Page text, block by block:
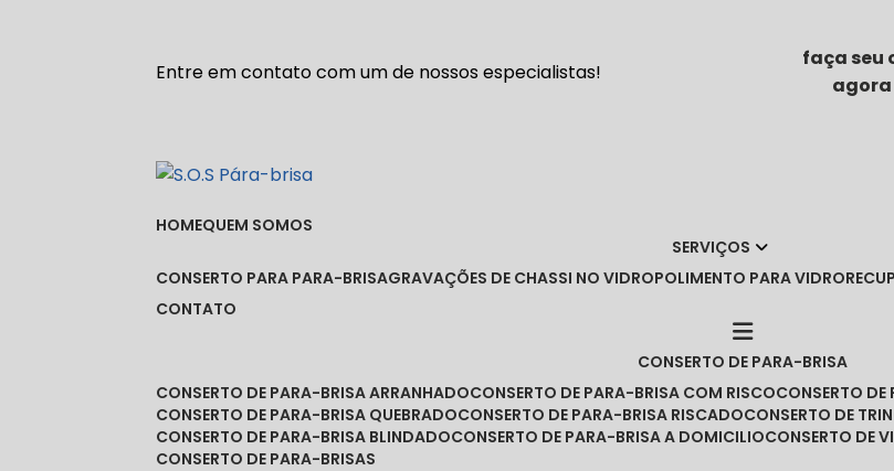
Entre em contato com um de nossos especialistas!
faça seu
agora
HOME
QUEM SOMOS
SERVIÇOS
CONSERTO PARA PARA-BRISA
GRAVAÇÕES DE CHASSI NO VIDRO POLIMENTO PARA VIDRO
CONTATO
CONSERTO DE PARA-BRISA
CONSERTO DE PARA-BRISA ARRANHADO
CONSERTO DE PARA-BRISA COM RISCO
CONSERTO
CONSERTO DE PARA-BRISA QUEBRADO
CONSERTO DE PARA-BRISA RISCADO CONSERTO DE
CONSERTO DE PARA-BRISA BLINDADO
CONSERTO DE PARA-BRISA A DOMICILIO CONSERTO DE
CONSERTO DE PARA-BRISAS